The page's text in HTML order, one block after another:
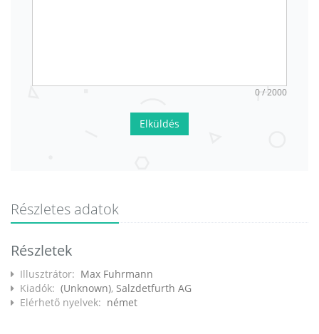
0 / 2000
Elküldés
Részletes adatok
Részletek
Illusztrátor: Max Fuhrmann
Kiadók: (Unknown), Salzdetfurth AG
Elérhető nyelvek: német